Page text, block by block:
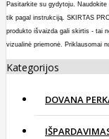
Pasitarkite su gydytoju. Naudokite
tik pagal instrukciją. SKIRTAS
produkto išvaizda gali skirtis - tai
vizualinė priemonė. Priklausomai
Kategorijos
DOVANA